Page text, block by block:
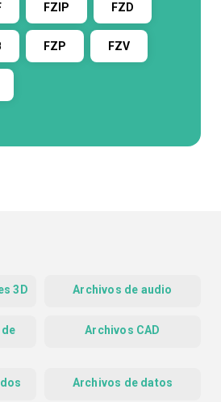
FZIP FZD
FZP FZV
3D Archivos de audio
Archivos CAD
Archivos de datos